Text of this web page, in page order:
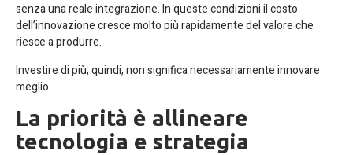
senza una reale integrazione. In queste condizioni il costo
dell’innovazione cresce molto più rapidamente del valore che
riesce a produrre.
Investire di più, quindi, non significa necessariamente innovare
meglio.
La priorità è allineare
tecnologia e strategia